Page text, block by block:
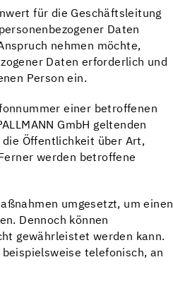
für die Geschäftsleitung
Daten
nehmen möchte,
Daten erforderlich und
Person ein.
einer betroffenen
GmbH geltenden
Öffentlichkeit über Art,
werden betroffene
umgesetzt, um einen
Dennoch können
gewährleistet werden kann.
telefonisch, an